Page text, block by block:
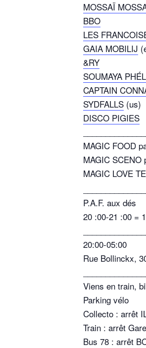
MOSSAÏ
BBO
LES
GAIA MOBILIJ
&RY
SOUMAYA
CAPTAIN
SYDFALLS (us)
DISCO PIGIES
MAGIC FOOD
MAGIC SCENO
MAGIC LOVE
P.A.F. aux dés
20 :00-21 :00 =
20:00-05:00
Rue Bollinckx,
Viens en train,
Parking vélo
Collecto : arrêt
Train : arrêt
Bus 78 : arrêt